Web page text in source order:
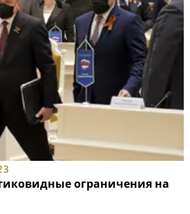
ограничения на